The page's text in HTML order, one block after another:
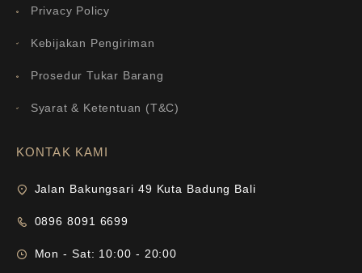
Privacy Policy
Kebijakan Pengiriman
Prosedur Tukar Barang
Syarat & Ketentuan (T&C)
KONTAK KAMI
Jalan Bakungsari 49 Kuta Badung Bali
0896 8091 6699
Mon - Sat: 10:00 - 20:00